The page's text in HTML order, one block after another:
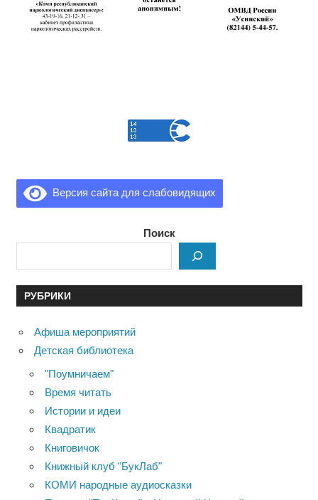
Версия сайта для слабовидящих
Поиск
РУБРИКИ
Афиша мероприятий
Детская библиотека
"Поумничаем"
Время читать
Истории и идеи
Квадратик
Книговичок
Книжный клуб "БукЛаб"
КОМИ народные аудиосказки